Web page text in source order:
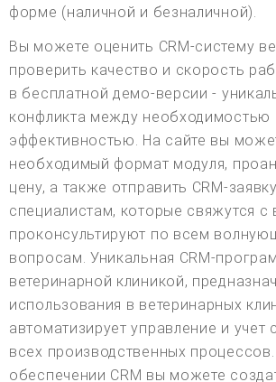
форме (наличной и безналичной).
Вы можете оценить CRM-систему
проверить качество и скорость
в бесплатной демо-версии -
конфликта между необходимостью
эффективностью. На сайте вы
необходимый формат модуля,
цену, а также отправить CRM-
специалистам, которые свяжутся с
проконсультируют по всем
вопросам. Уникальная CRM-
ветеринарной клиникой,
использования в ветеринарных
автоматизирует управление и учет
всех производственных
обеспечении CRM вы можете